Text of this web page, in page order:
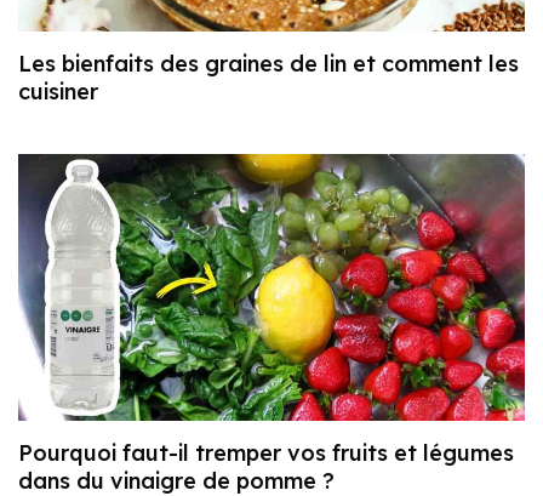
Les bienfaits des graines de lin et comment les
cuisiner
Pourquoi faut-il tremper vos fruits et légumes
dans du vinaigre de pomme ?